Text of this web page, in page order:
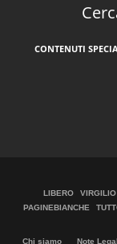
CONTENUTI
LIBERO VIRGILIO
PAGINEBIANCHE
Chi siamo Note